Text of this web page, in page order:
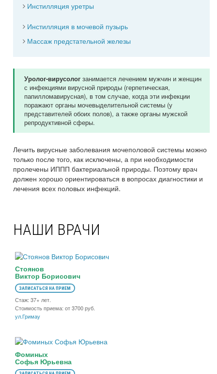
Инстилляция уретры
Инстилляция в мочевой пузырь
Массаж предстательной железы
Уролог-вирусолог занимается лечением мужчин и женщин
с инфекциями вирусной природы (герпетическая,
папилломавирусная), в том случае, когда эти инфекции
поражают органы мочевыделительной системы (у
представителей обоих полов), а также органы мужской
репродуктивной сферы.
Лечить вирусные заболевания мочеполовой системы можно
только после того, как исключены, а при необходимости
пролечены ИППП бактериальной природы. Поэтому врач
должен хорошо ориентироваться в вопросах диагностики и
лечения всех половых инфекций.
НАШИ ВРАЧИ
Стоянов
Виктор Борисович
ЗАПИСАТЬСЯ НА ПРИЕМ
Стаж: 37+ лет.
Стоимость приема: от 3700 руб.
ул.Гримау
Фоминых
Софья Юрьевна